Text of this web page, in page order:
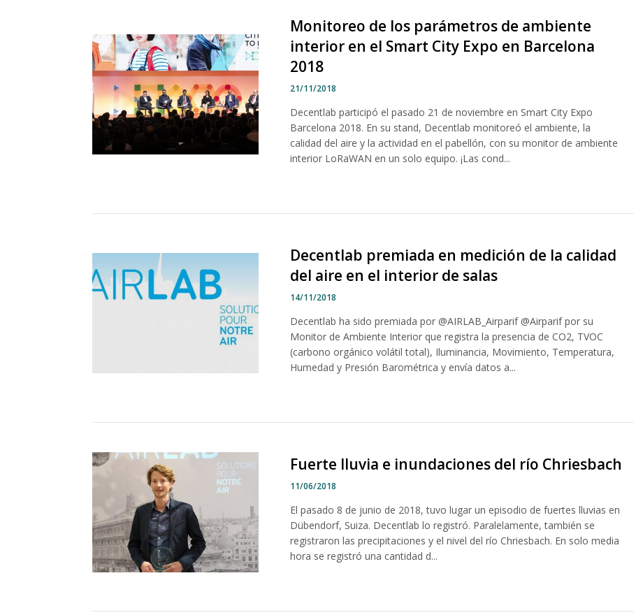
Monitoreo de los parámetros de ambiente
interior en el Smart City Expo en Barcelona
2018
21/11/2018
Decentlab participó el pasado 21 de noviembre en Smart City Expo
Barcelona 2018. En su stand, Decentlab monitoreó el ambiente, la
calidad del aire y la actividad en el pabellón, con su monitor de ambiente
interior LoRaWAN en un solo equipo. ¡Las cond...
Decentlab premiada en medición de la calidad
del aire en el interior de salas
14/11/2018
Decentlab ha sido premiada por @AIRLAB_Airparif @Airparif por su
Monitor de Ambiente Interior que registra la presencia de CO2, TVOC
(carbono orgánico volátil total), Iluminancia, Movimiento, Temperatura,
Humedad y Presión Barométrica y envía datos a...
Fuerte lluvia e inundaciones del río Chriesbach
11/06/2018
El pasado 8 de junio de 2018, tuvo lugar un episodio de fuertes lluvias en
Dübendorf, Suiza. Decentlab lo registró. Paralelamente, también se
registraron las precipitaciones y el nivel del río Chriesbach. En solo media
hora se registró una cantidad d...